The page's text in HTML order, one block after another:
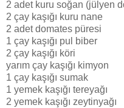
2 adet kuru soğan (jülyen
2 çay kaşığı kuru nane
2 adet domates püresi
1 çay kaşığı pul biber
2 çay kaşığı köri
yarım çay kaşığı kimyon
1 çay kaşığı sumak
1 yemek kaşığı tereyağı
2 yemek kaşığı zeytinyağı